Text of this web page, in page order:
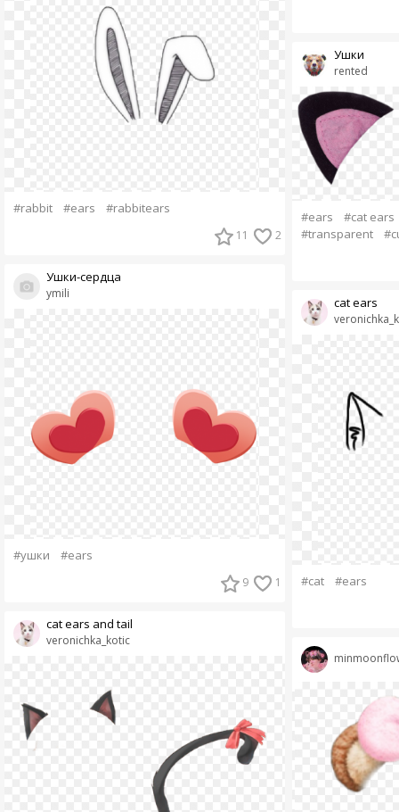
#rabbit #ears #rabbitears
11 2
ymili
Ушки-сердца
#ушки #ears
9 1
veronichka_kotic
cat ears and tail
rented
Ушки
#ears
#cat ears
#transparent
cat ears
#cat #ears